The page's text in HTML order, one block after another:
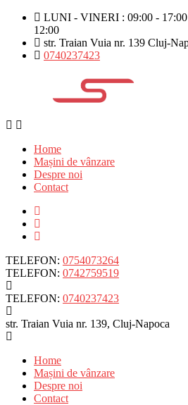
LUNI - VINERI : 09:00 -
12:00
str. Traian Vuia nr. 139 Cluj-
0740237423
Home
Mașini de vânzare
Despre noi
Contact
TELEFON: 0754073264
TELEFON: 0742759519
TELEFON: 0740237423
str. Traian Vuia nr. 139, Cluj-Napoca
Home
Mașini de vânzare
Despre noi
Contact